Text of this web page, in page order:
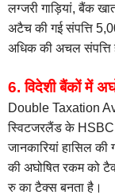
लग्जरी गाड़ियां, बैंक
अटैच की गई संपत्ति
अधिक की अचल संपत्ति
6. विदेशी बैंकों में
Double Taxation
स्विटजरलैंड के HSBC
जानकारियां हासिल
की अघोषित रकम को
रु का टैक्स बनता है।